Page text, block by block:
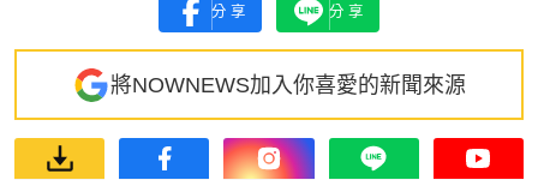
分享 分享
將NOWNEWS加入你喜愛的新聞來源